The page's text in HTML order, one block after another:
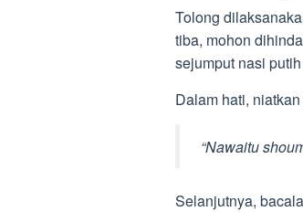
Tolong
tiba, mohon
sejumput nasi
Dalam hati,
“Nawaitu
Selanjutnya,